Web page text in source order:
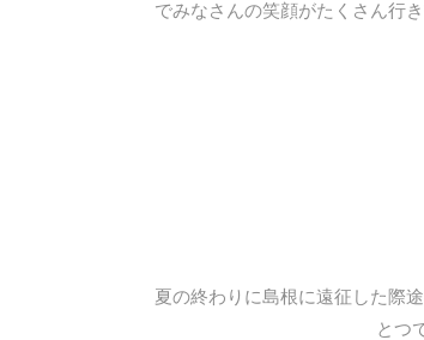
でみなさんの笑顔がたくさん行
夏の終わりに島根に遠征した際
とつ